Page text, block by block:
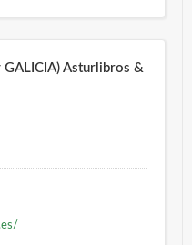
GALICIA) Asturlibros &